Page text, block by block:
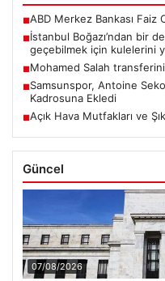
■ABD Merkez Bankası Faiz
■İstanbul Boğazı’ndan bir
geçebilmek için kulelerini
■Mohamed Salah
■Samsunspor, Antoine
Kadrosuna Ekledi
■Açık Hava Mutfakları ve
Güncel
07/08/2026